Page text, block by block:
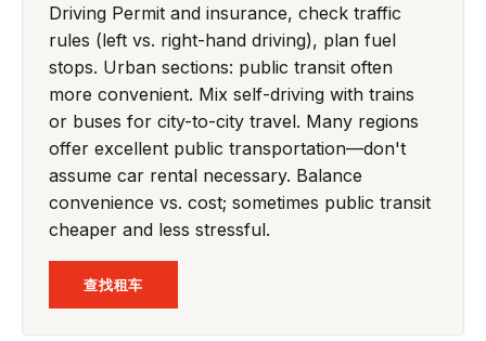
Driving Permit and insurance, check traffic
rules (left vs. right-hand driving), plan fuel
stops. Urban sections: public transit often
more convenient. Mix self-driving with trains
or buses for city-to-city travel. Many regions
offer excellent public transportation—don't
assume car rental necessary. Balance
convenience vs. cost; sometimes public transit
cheaper and less stressful.
查找租车